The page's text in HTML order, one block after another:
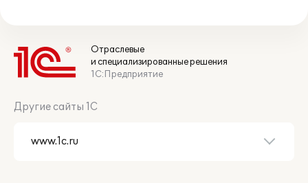
Отраслевые
и специализированные решения
1С:Предприятие
Другие сайты 1С